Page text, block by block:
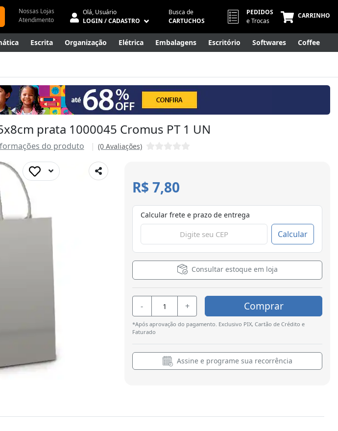
Nossas Lojas
Atendimento
Olá, Usuário
LOGIN / CADASTRO
Busca de
CARTUCHOS
PEDIDOS
e Trocas
CARRINHO
Escrita Organização Elétrica Embalagens Escritório Softwares Coffee
Outlet
prata 1000045 Cromus PT 1 UN
do produto (0 Avaliações)
R$ 7,80
Calcular frete e prazo de entrega
Calcular
Consultar estoque em loja
- + Comprar
*Após aprovação do pagamento. Exclusivo PIX, Cartão de Crédito e
Faturado
Assine e programe sua recorrência